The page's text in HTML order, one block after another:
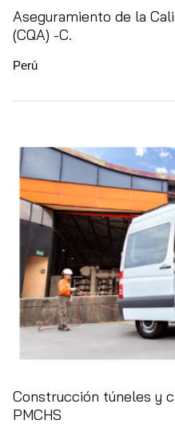
Aseguramiento de la
(CQA) -C.
Perú
Construcción túneles y
PMCHS